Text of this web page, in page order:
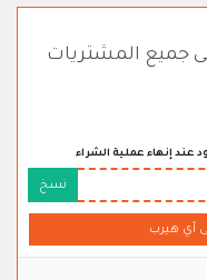
جميع المشتريات
عند إنهاء عملية الشراء
نسخ
أي هيرب